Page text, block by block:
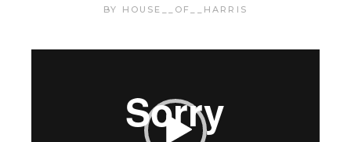
BY
HOUSE__OF__HARRIS